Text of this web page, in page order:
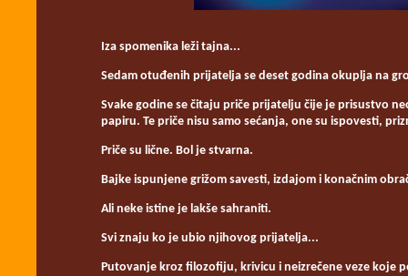
Iza spomenika leži tajna...
Sedam otuđenih prijatelja se deset godina okuplja na
Svake godine se čitaju priče prijatelju čije je prisustvo
papiru. Te priče nisu samo sećanja, one su ispovesti,
Priče su lične. Bol je stvarna.
Bajke ispunjene grižom savesti, izdajom i konačnim
Ali neke istine je lakše sahraniti.
Svi znaju ko je ubio njihovog prijatelja...
Putovanje kroz filozofiju, krivicu i neizrečene veze koje